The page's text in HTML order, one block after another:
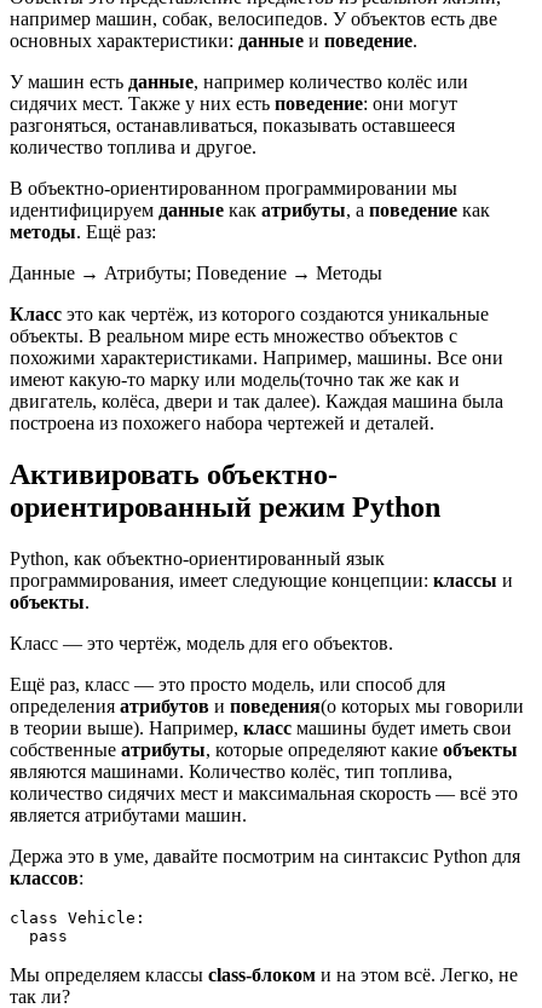
например машин, собак, велосипедов. У объектов есть две
основных характеристики: данные и поведение.
У машин есть данные, например количество колёс или
сидячих мест. Также у них есть поведение: они могут
разгоняться, останавливаться, показывать оставшееся
количество топлива и другое.
В объектно-ориентированном программировании мы
идентифицируем данные как атрибуты, а поведение как
методы. Ещё раз:
Данные → Атрибуты; Поведение → Методы
Класс это как чертёж, из которого создаются уникальные
объекты. В реальном мире есть множество объектов с
похожими характеристиками. Например, машины. Все они
имеют какую-то марку или модель(точно так же как и
двигатель, колёса, двери и так далее). Каждая машина была
построена из похожего набора чертежей и деталей.
Активировать объектно-
ориентированный режим Python
Python, как объектно-ориентированный язык
программирования, имеет следующие концепции: классы и
объекты.
Класс — это чертёж, модель для его объектов.
Ещё раз, класс — это просто модель, или способ для
определения атрибутов и поведения(о которых мы говорили
в теории выше). Например, класс машины будет иметь свои
собственные атрибуты, которые определяют какие объекты
являются машинами. Количество колёс, тип топлива,
количество сидячих мест и максимальная скорость — всё это
является атрибутами машин.
Держа это в уме, давайте посмотрим на синтаксис Python для
классов:
class Vehicle:
Мы определяем классы class-блоком и на этом всё. Легко, не
так ли?